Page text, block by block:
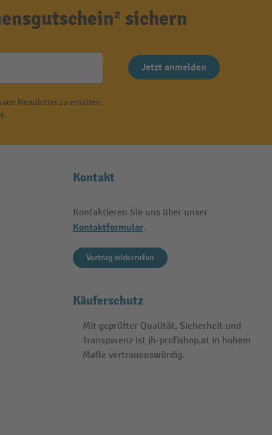
sichern
Jetzt anmelden
von Newsletter zu erhalten.
.
Kontakt
Kontaktieren Sie uns über unser
Kontaktformular.
Vertrag widerrufen
Käuferschutz
Mit geprüfter Qualität, Sicherheit und
Transparenz ist jh-profishop.at in hohem
Maße vertrauenswürdig.